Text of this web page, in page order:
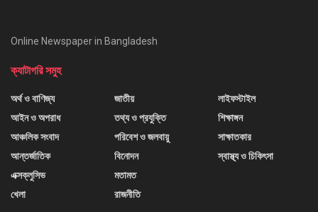
Online Newspaper in Bangladesh
ক্যাটাগরি সমুহ
অর্থ ও বাণিজ্য
আইন ও অপরাধ
আঞ্চলিক সংবাদ
আন্তর্জাতিক
এক্সক্লুসিভ
খেলা
জাতীয়
তথ্য ও প্রযুক্তি
পরিবেশ ও জলবায়ু
বিনোদন
মতামত
রাজনীতি
লাইফস্টাইল
শিক্ষাঙ্গন
সাক্ষাতকার
স্বাস্থ্য ও চিকিৎসা